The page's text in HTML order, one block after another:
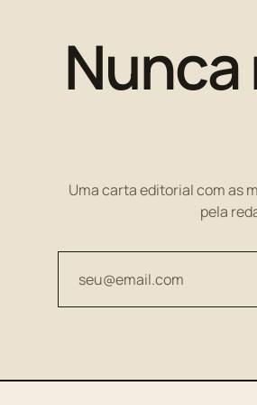
Uma carta editorial com as
pela